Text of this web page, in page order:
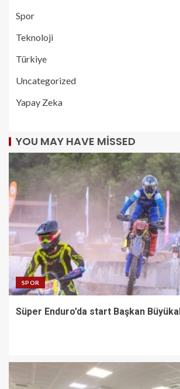
Spor
Teknoloji
Türkiye
Uncategorized
Yapay Zeka
YOU MAY HAVE MISSED
SPOR
Süper Enduro’da start Başkan